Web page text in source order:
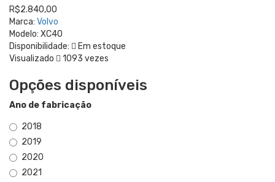
R$2.840,00
Marca: Volvo
Modelo: XC40
Disponibilidade:
Em estoque
Visualizado
1093 vezes
Opções disponíveis
Ano de fabricação
2018
2019
2020
2021